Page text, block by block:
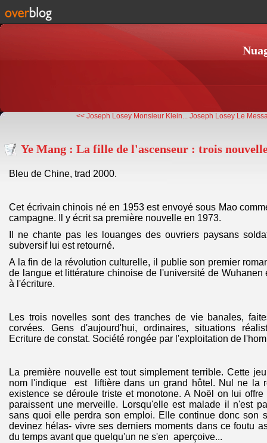
<< Joseph Losey Monsieur Klein... Joseph Losey Le
Ye Mang : La fille de l'ascenseur : trois
Bleu de Chine, trad 2000.
Cet écrivain chinois né en 1953 est envoyé sous Mao
campagne. Il y écrit sa première nouvelle en 1973.
Il ne chante pas les louanges des ouvriers paysans
subversif lui est retourné.
A la fin de la révolution culturelle, il publie son premier
de langue et littérature chinoise de l'université de Wuhanen
à l'écriture.
Les trois novelles sont des tranches de vie banales,
corvées. Gens d'aujourd'hui, ordinaires, situations
Ecriture de constat. Société rongée par l'exploitation de
La première nouvelle est tout simplement terrible. Cette
nom l'indique est liftière dans un grand hôtel. Nul ne la
existence se déroule triste et monotone. A Noël on lui
paraissent une merveille. Lorsqu'elle est malade il n'est
sans quoi elle perdra son emploi. Elle continue donc son
devinez hélas- vivre ses derniers moments dans ce foutu
du temps avant que quelqu'un ne s'en aperçoive...